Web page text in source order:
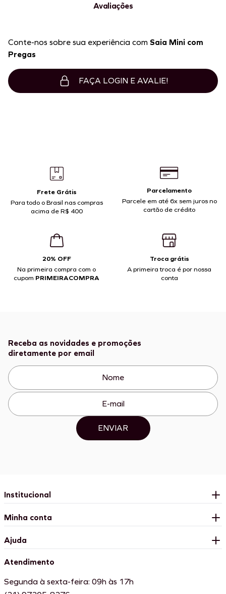
Avaliações
Conte-nos sobre sua experiência com Saia Mini com
Pregas
FAÇA LOGIN E AVALIE!
Frete Grátis
Para todo o Brasil nas compras
acima de R$ 400
Parcelamento
Parcele em até 6x sem juros no
cartão de crédito
20% OFF
Na primeira compra com o
cupom PRIMEIRACOMPRA
Troca grátis
A primeira troca é por nossa
conta
Receba as novidades e promoções
diretamente por email
ENVIAR
Institucional
Minha conta
Ajuda
Atendimento
Segunda à sexta-feira: 09h às 17h